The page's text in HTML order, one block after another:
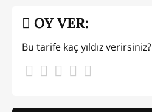
OY VER:
Bu tarife kaç yıldız verirsiniz?